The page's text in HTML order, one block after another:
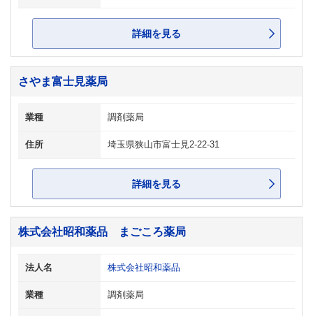
詳細を見る
さやま富士見薬局
業種 調剤薬局
住所 埼玉県狭山市富士見2-22-31
詳細を見る
株式会社昭和薬品 まごころ薬局
法人名 株式会社昭和薬品
業種 調剤薬局